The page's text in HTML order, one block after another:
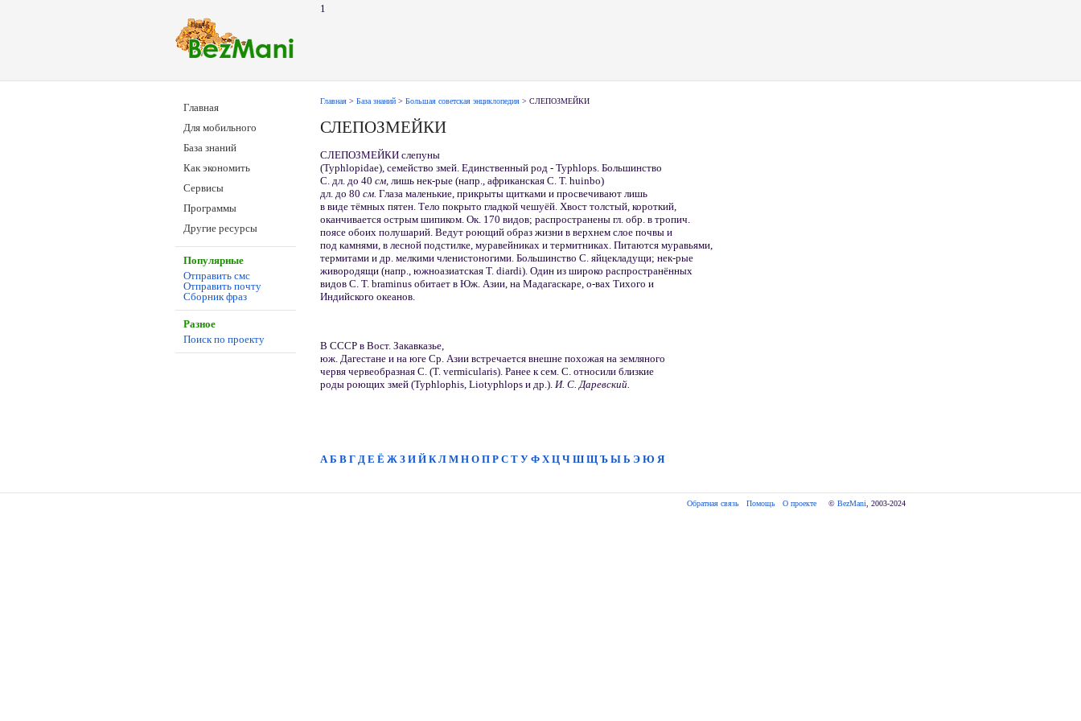
1
Главная
Для мобильного
База знаний
Как экономить
Сервисы
Программы
Другие ресурсы
Популярные
Отправить смс
Отправить почту
Сборник фраз
Разное
Поиск по проекту
Главная > База знаний > Большая советская энциклопедия > СЛЕПОЗМЕЙКИ
СЛЕПОЗМЕЙКИ
СЛЕПОЗМЕЙКИ слепуны
(Typhlopidae), семейство змей. Единственный род - Typhlops. Большинство
С. дл. до 40 см, лишь нек-рые (напр., африканская С. Т. huinbo)
дл. до 80 см. Глаза маленькие, прикрыты щитками и просвечивают лишь
в виде тёмных пятен. Тело покрыто гладкой чешуёй. Хвост толстый, короткий,
оканчивается острым шипиком. Ок. 170 видов; распространены гл. обр. в тропич.
поясе обоих полушарий. Ведут роющий образ жизни в верхнем слое почвы и
под камнями, в лесной подстилке, муравейниках и термитниках. Питаются муравьями,
термитами и др. мелкими членистоногими. Большинство С. яйцекладущи; нек-рые
живородящи (напр., южноазиатская Т. diardi). Один из широко распространённых
видов С. Т. braminus обитает в Юж. Азии, на Мадагаскаре, о-вах Тихого и
Индийского океанов.
В СССР в Вост. Закавказье,
юж. Дагестане и на юге Ср. Азии встречается внешне похожая на земляного
червя червеобразная С. (Т. vermicularis). Ранее к сем. С. относили близкие
роды роющих змей (Typhlophis, Liotyphlops и др.). И. С. Даревский.
А Б В Г Д Е Ё Ж З И Й К Л М Н О П Р С Т У Ф Х Ц Ч Ш Щ Ъ Ы Ь Э Ю Я
Обратная связь Помощь О проекте
     ©
BezMani , 2003-2024